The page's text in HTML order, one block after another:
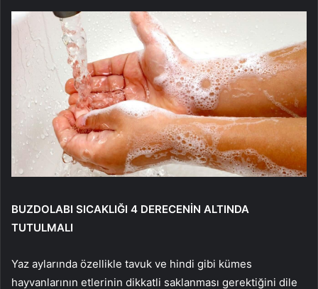
BUZDOLABI SICAKLIĞI 4 DERECENİN ALTINDA
TUTULMALI
Yaz aylarında özellikle tavuk ve hindi gibi kümes
hayvanlarının etlerinin dikkatli saklanması gerektiğini dile